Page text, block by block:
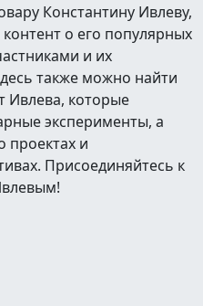
Константину Ивлеву,
о его популярных
и их
также можно найти
Ивлева, которые
эксперименты, а
проектах и
Присоединяйтесь к